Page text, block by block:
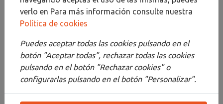
Detalles
Adjuntos
Opiniones
verlo en Para más información consulte nuestra
Política de cookies
Puedes aceptar todas las cookies pulsando en el
botón "Aceptar todas", rechazar todas las cookies
pulsando en el botón "Rechazar cookies" o
configurarlas pulsando en el botón "Personalizar".